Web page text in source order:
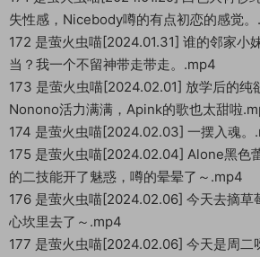
失性感，Nicebody噂的有点初恋的感觉
172 是萤火虫喵[2024.01.31] 谁的邻家小
当？我一个不留神带走带走。.mp4
173 是萤火虫喵[2024.02.01] 放学后的纯
Nonono活力满满，Apink的歌也太甜啦
174 是萤火虫喵[2024.02.03] 一摆入魂。
175 是萤火虫喵[2024.02.04] Alone黑色
的二技能开了魅惑，噂的晕晕了～.mp4
176 是萤火虫喵[2024.02.06] 今天去摘草
心坎里去了～.mp4
177 是萤火虫喵[2024.02.06] 今天是周二